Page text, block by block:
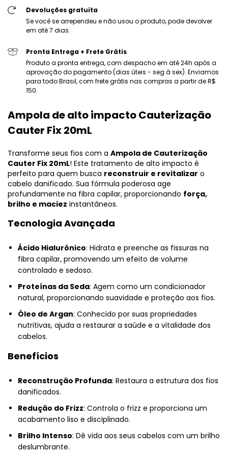
Devoluções gratuita
Se você se arrependeu e não usou o produto, pode devolver
em até 7 dias.
Pronta Entrega + Frete Grátis
Produto a pronta entrega, com despacho em até 24h após a
aprovação do pagamento (dias úteis - seg à sex). Enviamos
para todo Brasil, com frete grátis nas compras a partir de R$
150.
Ampola de alto impacto Cauterização
Cauter Fix 20mL
Transforme seus fios com a Ampola de Cauterização
Cauter Fix 20mL! Este tratamento de alto impacto é
perfeito para quem busca reconstruir e revitalizar o
cabelo danificado. Sua fórmula poderosa age
profundamente na fibra capilar, proporcionando força,
brilho e maciez instantâneos.
Tecnologia Avançada
Ácido Hialurônico: Hidrata e preenche as fissuras na
fibra capilar, promovendo um efeito de volume
controlado e sedoso.
Proteínas da Seda: Agem como um condicionador
natural, proporcionando suavidade e proteção aos fios.
Óleo de Argan: Conhecido por suas propriedades
nutritivas, ajuda a restaurar a saúde e a vitalidade dos
cabelos.
Benefícios
Reconstrução Profunda: Restaura a estrutura dos fios
danificados.
Redução do Frizz: Controla o frizz e proporciona um
acabamento liso e disciplinado.
Brilho Intenso: Dê vida aos seus cabelos com um brilho
deslumbrante.